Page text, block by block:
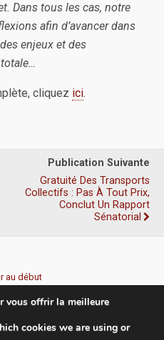
Dans tous les cas, notre
afin d’avancer dans
enjeux et des
cliquez ici.
Publication Suivante
Gratuité Des Transports
Collectifs : Pas À Tout Prix,
Conclut Un Rapport
Sénatorial
au début
vous offrir la meilleure
cookies we are using or